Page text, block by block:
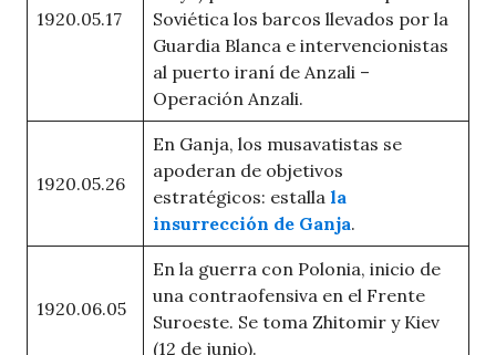
1920.05.17
Soviética los barcos llevados por la
Guardia Blanca e intervencionistas
al puerto iraní de Anzali –
Operación Anzali.
1920.05.26
En Ganja, los musavatistas se
apoderan de objetivos
estratégicos: estalla la
insurrección de Ganja.
1920.06.05
En la guerra con Polonia, inicio de
una contraofensiva en el Frente
Suroeste. Se toma Zhitomir y Kiev
(12 de junio).